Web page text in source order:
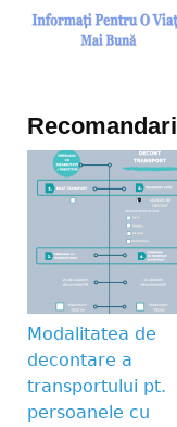
Recomandari
Modalitatea de
decontare a
transportului pt.
persoanele cu